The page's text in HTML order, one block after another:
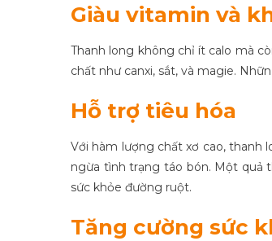
Giàu vitamin và
Thanh long không chỉ ít calo mà
chất như canxi, sắt, và magie.
Hỗ trợ tiêu hóa
Với hàm lượng chất xơ cao, thanh
ngừa tình trạng táo bón. Một quả
sức khỏe đường ruột.
Tăng cường sức